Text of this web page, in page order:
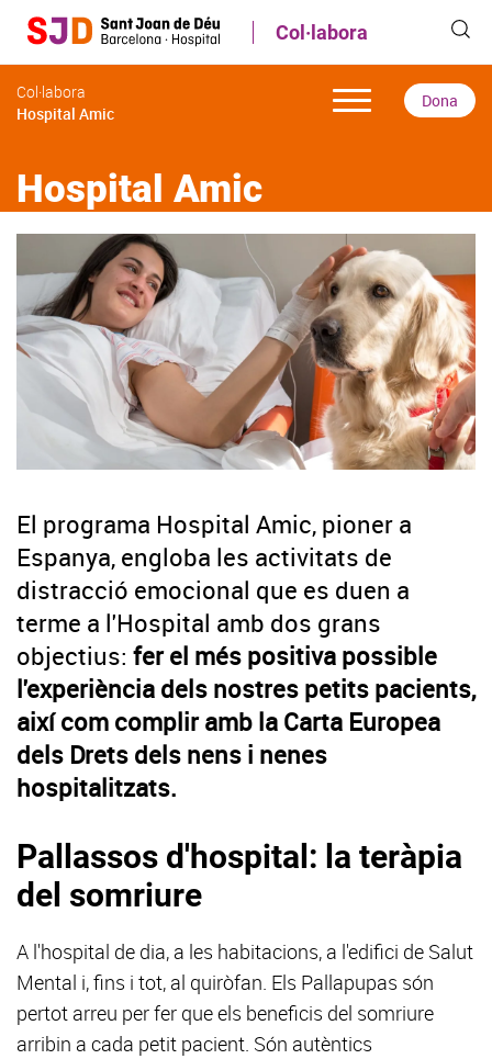
contingut
Col·labora
Col·labora
Hospital Amic
Dona
Hospital Amic
El programa Hospital Amic, pioner a
Espanya, engloba les activitats de
distracció emocional que es duen a
terme a l'Hospital amb dos grans
objectius: fer el més positiva possible
l'experiència dels nostres petits pacients,
així com complir amb la Carta Europea
dels Drets dels nens i nenes
hospitalitzats.
Pallassos d'hospital: la teràpia
del somriure
A l'hospital de dia, a les habitacions, a l'edifici de Salut
Mental i, fins i tot, al quiròfan. Els Pallapupas són
pertot arreu per fer que els beneficis del somriure
arribin a cada petit pacient. Són autèntics